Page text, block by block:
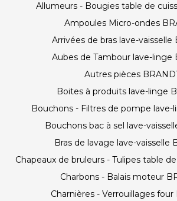
Allumeurs - Bougies table de
Ampoules Micro-ondes
Arrivées de bras lave-vaisselle
Aubes de Tambour lave-linge
Autres pièces
Boites à produits lave-linge
Bouchons - Filtres de pompe lave-
Bouchons bac à sel lave-
Bras de lavage lave-vaisselle
Chapeaux de bruleurs - Tulipes table
Charbons - Balais moteur
Charnières - Verrouillages four